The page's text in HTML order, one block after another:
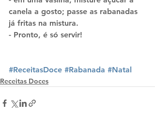
canela a gosto; passe as rabanadas
já fritas na mistura.
- Pronto, é só servir!
#ReceitasDoce #Rabanada #Natal
Receitas Doces